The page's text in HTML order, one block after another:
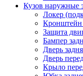
Кузов наружные
Локер
Кронштейн
Защита
Бампер
Дверь
Дверь
Крыло